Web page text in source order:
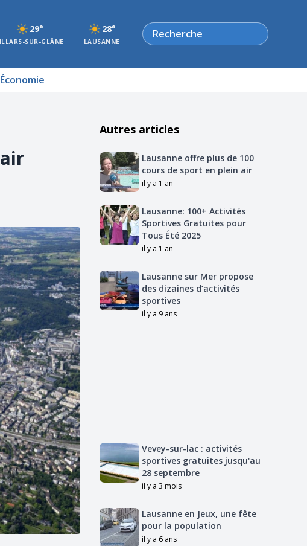
29°
SUR-GLÂNE
28°
LAUSANNE
Rechercher
Économie
Autres articles
Lausanne offre plus de 100
cours de sport en plein air
il y a 1 an
Lausanne: 100+ Activités
Sportives Gratuites pour
Tous Été 2025
il y a 1 an
Lausanne sur Mer propose
des dizaines d’activités
sportives
il y a 9 ans
Vevey-sur-lac : activités
sportives gratuites jusqu'au
28 septembre
il y a 3 mois
Lausanne en Jeux, une fête
pour la population
il y a 6 ans